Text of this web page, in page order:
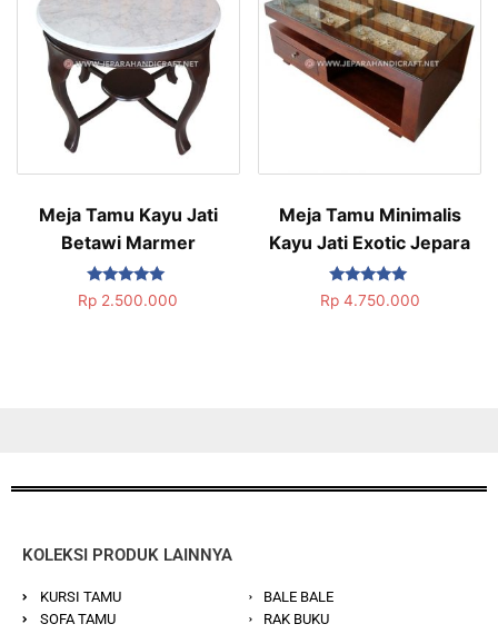
Meja Tamu Kayu Jati
Betawi Marmer
Dinilai
5.00
Rp 2.500.000
Meja Tamu Minimalis
Kayu Jati Exotic Jepara
Dinilai
5.00
Rp4.750.000
KOLEKSI PRODUK LAINNYA
KURSI TAMU
SOFA TAMU
BALE BALE
RAK BUKU